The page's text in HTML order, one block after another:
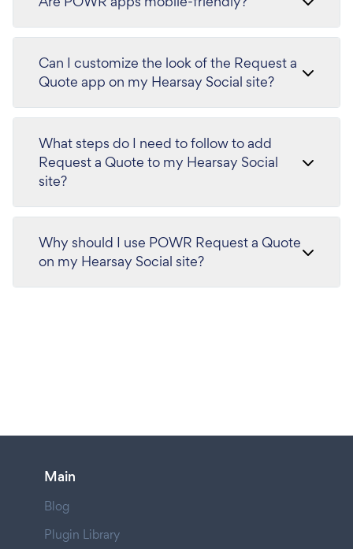
Can I customize the look of the Request a
Quote app on my Hearsay Social site?
What steps do I need to follow to add
Request a Quote to my Hearsay Social
site?
Why should I use POWR Request a Quote
on my Hearsay Social site?
Main
Blog
Plugin Library